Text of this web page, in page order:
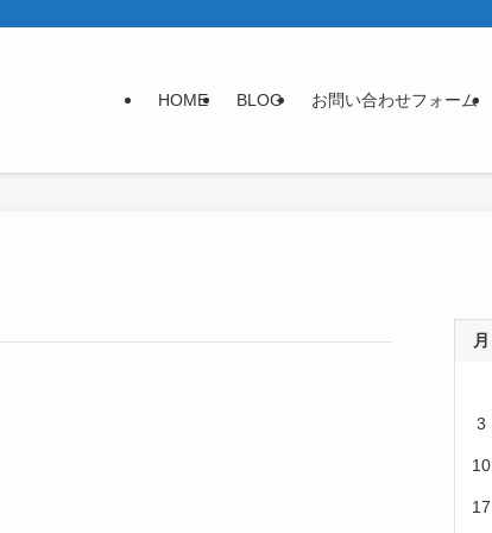
HOME BLOG お問い合わせフォーム
月
3
10
17